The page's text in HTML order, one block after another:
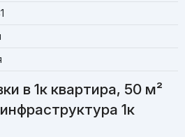
в 1к квартира, 50 м²
1к